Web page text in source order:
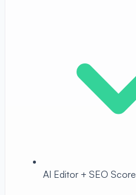
AI Editor + SEO Score